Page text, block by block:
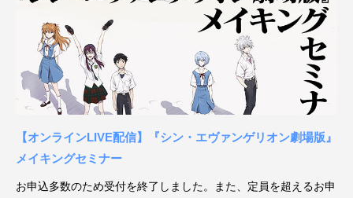
アニメーションによるリッチコンテンツで
KeyShot Webを用
【オンラインLIVE配信】『シン・エヴァンゲリオン劇場版』
メイキングセミナー
お申込多数のため受付を終了しました。また、定員を超えるお申